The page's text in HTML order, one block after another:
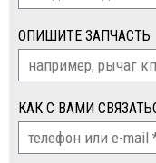
ОПИШИТЕ ЗАПЧАСТЬ
КАК С ВАМИ